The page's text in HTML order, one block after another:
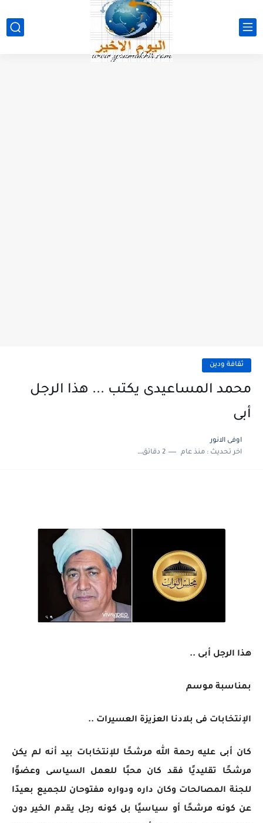
ثقافة ودين
محمد المساعيدى يكتب ... هذا الرجل
أبى
اوفى الانور
اخر تحديث :منذ عام 2 دقائق للقراءة
هذا الرجل أبى ..
بمناسبة موسم
الإنتخابات فى بلادنا العزيزة العسيرات ..
كان أبى عليه رحمة الله مرشحًا للإنتخابات بيد أنه لم يكن
مرشحًا تقليديًا فقد كان محبًا للعمل السياسى وعضوًا
للجنة المصالحات وكان داره ودواره مفتوحان للجميع بعيدّا
عن كونه مرشحًا أو سياسيًا بل كونه رجل يقدم الخير دون